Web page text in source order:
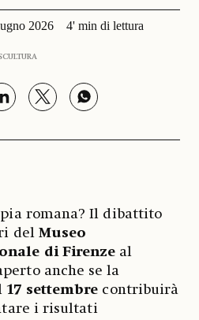
2026 4' min di lettura
romana? Il dibattito
del Museo
di Firenze al
anche se la
17 settembre contribuirà
i risultati